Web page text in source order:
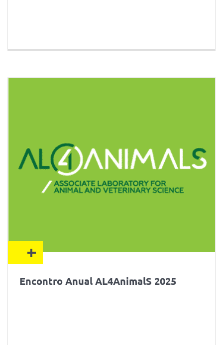
+
Encontro Anual AL4AnimalS 2025